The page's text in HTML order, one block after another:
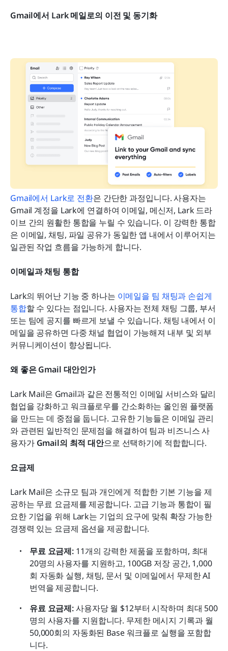
Gmail에서 Lark 메일로의 이전 및 동기화
Gmail에서 Lark로 전환은 간단한 과정입니다. 사용자는
Gmail 계정을 Lark에 연결하여 이메일, 메신저, Lark 드라
이브 간의 원활한 통합을 누릴 수 있습니다. 이 강력한 통합
은 이메일, 채팅, 파일 공유가 동일한 앱 내에서 이루어지는
일관된 작업 흐름을 가능하게 합니다.
이메일과 채팅 통합
Lark의 뛰어난 기능 중 하나는 이메일을 팀 채팅과 손쉽게
통합할 수 있다는 점입니다. 사용자는 전체 채팅 그룹, 부서
또는 팀에 공지를 빠르게 보낼 수 있습니다. 채팅 내에서 이
메일을 공유하면 다중 채널 협업이 가능해져 내부 및 외부
커뮤니케이션이 향상됩니다.
왜 좋은 Gmail 대안인가
Lark Mail은 Gmail과 같은 전통적인 이메일 서비스와 달리
협업을 강화하고 워크플로우를 간소화하는 올인원 플랫폼
을 만드는 데 중점을 둡니다. 고유한 기능들은 이메일 관리
와 관련된 일반적인 문제점을 해결하여 팀과 비즈니스 사
용자가 Gmail의 최적 대안으로 선택하기에 적합합니다.
요금제
Lark Mail은 소규모 팀과 개인에게 적합한 기본 기능을 제
공하는 무료 요금제를 제공합니다. 고급 기능과 통합이 필
요한 기업을 위해 Lark는 기업의 요구에 맞춰 확장 가능한
경쟁력 있는 요금제 옵션을 제공합니다.
무료 요금제: 11개의 강력한 제품을 포함하며, 최대
20명의 사용자를 지원하고, 100GB 저장 공간, 1,000
회 자동화 실행, 채팅, 문서 및 이메일에서 무제한 AI
번역을 제공합니다.
유료 요금제: 사용자당 월 $12부터 시작하며 최대 500
명의 사용자를 지원합니다. 무제한 메시지 기록과 월
50,000회의 자동화된 Base 워크플로 실행을 포함합
니다.